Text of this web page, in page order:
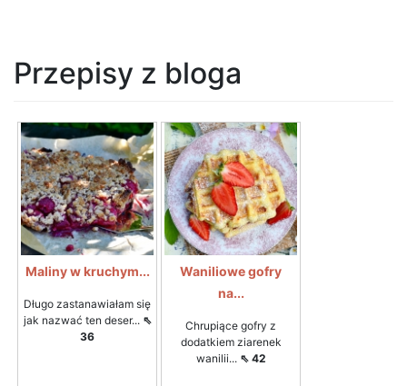
Przepisy z bloga
Maliny w kruchym...
Długo zastanawiałam się
jak nazwać ten deser... ⇖
36
Waniliowe gofry
na...
Chrupiące gofry z
dodatkiem ziarenek
wanilii... ⇖ 42